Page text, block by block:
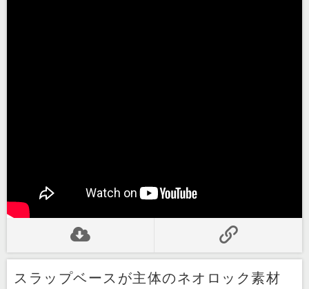
スラップベースが主体のネオロック素材